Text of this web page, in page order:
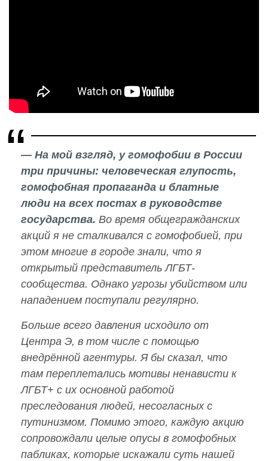
— На мой взгляд, у гомофобии в России
три причины: человеческая глупость,
гомофобная пропаганда и блатные
люди на всех постах в руководстве
государства. Во время общегражданских
акций я не сталкивался с гомофобией, при
этом многие в городе знали, что я
открытый представитель ЛГБТ-
сообщества. Однако угрозы убийством или
нападением поступали регулярно.
Больше всего давления исходило от
Центра Э, в том числе с помощью
внедрённой агентуры. Я бы сказал, что
там переплетались мотивы ненависти к
ЛГБТ+ с их основной работой
преследования людей, несогласных с
путинизмом. Помимо этого, каждую акцию
сопровождали целые опусы в гомофобных
пабликах, которые искажали суть нашей